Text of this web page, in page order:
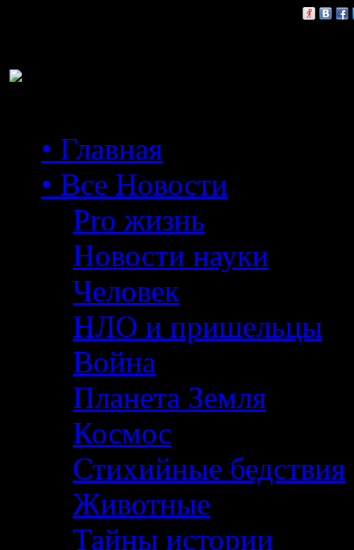
• Главная
• Все Новости
Pro жизнь
Новости науки
Человек
НЛО и пришельцы
Война
Планета Земля
Космос
Стихийные бедствия
Животные
Тайны истории